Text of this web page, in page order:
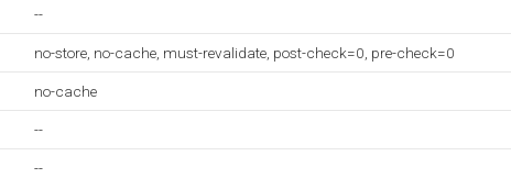
--
no-store, no-cache, must-revalidate, post-check=0, pre-check=0
no-cache
--
--